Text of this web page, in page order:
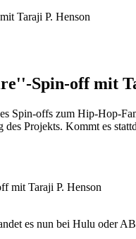
Taraji P. Henson
Spin-off mit
Spin-offs zum Hip-Hop-
Projekts. Kommt es
es nun bei Hulu oder